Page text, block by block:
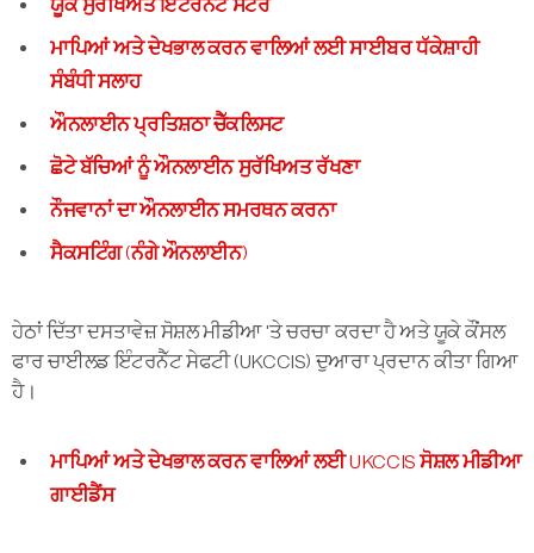
ਯੂਕੇ ਸੁਰੱਖਿਅਤ ਇੰਟਰਨੈੱਟ ਸੈਂਟਰ
ਮਾਪਿਆਂ ਅਤੇ ਦੇਖਭਾਲ ਕਰਨ ਵਾਲਿਆਂ ਲਈ ਸਾਈਬਰ ਧੱਕੇਸ਼ਾਹੀ
ਸੰਬੰਧੀ ਸਲਾਹ
ਔਨਲਾਈਨ ਪ੍ਰਤਿਸ਼ਠਾ ਚੈੱਕਲਿਸਟ
ਛੋਟੇ ਬੱਚਿਆਂ ਨੂੰ ਔਨਲਾਈਨ ਸੁਰੱਖਿਅਤ ਰੱਖਣਾ
ਨੌਜਵਾਨਾਂ ਦਾ ਔਨਲਾਈਨ ਸਮਰਥਨ ਕਰਨਾ
ਸੈਕਸਟਿੰਗ (ਨੰਗੇ ਔਨਲਾਈਨ)
ਹੇਠਾਂ ਦਿੱਤਾ ਦਸਤਾਵੇਜ਼ ਸੋਸ਼ਲ ਮੀਡੀਆ 'ਤੇ ਚਰਚਾ ਕਰਦਾ ਹੈ ਅਤੇ ਯੂਕੇ ਕੌਂਸਲ
ਫਾਰ ਚਾਈਲਡ ਇੰਟਰਨੈੱਟ ਸੇਫਟੀ (UKCCIS) ਦੁਆਰਾ ਪ੍ਰਦਾਨ ਕੀਤਾ ਗਿਆ
ਹੈ।
ਮਾਪਿਆਂ ਅਤੇ ਦੇਖਭਾਲ ਕਰਨ ਵਾਲਿਆਂ ਲਈ UKCCIS ਸੋਸ਼ਲ ਮੀਡੀਆ
ਗਾਈਡੈਂਸ